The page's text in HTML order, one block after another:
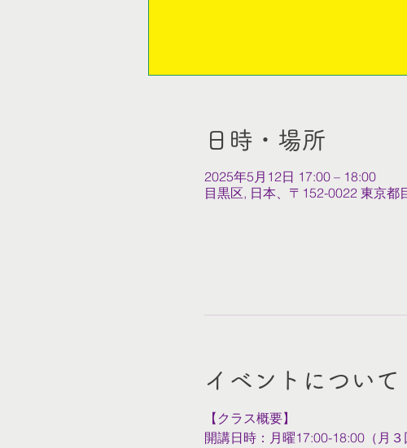
日時・場所
2025年5月12日 17:00 – 18:00
目黒区, 日本、〒152-0022 東京
イベントについて
【クラス概要】
開講日時：月曜17:00-18:00（月３